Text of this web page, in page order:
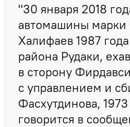
"30 января 2018
автомашины марки
Халифаев 1987
района Рудаки,
в сторону
с управлением и
Фасхутдинова,
говорится в